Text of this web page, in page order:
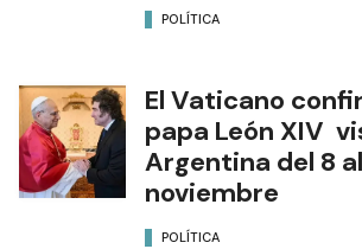
POLÍTICA
El Vaticano
papa León XIV
Argentina del 8 al
noviembre
POLÍTICA